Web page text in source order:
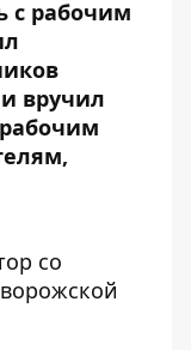
с рабочим
вручил
со